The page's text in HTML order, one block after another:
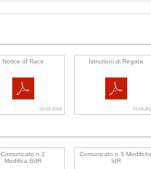
Notice of Race
03-02-2024
Istruzioni di Regata
22-04-
Comunicato n.2
Modifica BdR
Comunicato n.3
IdR